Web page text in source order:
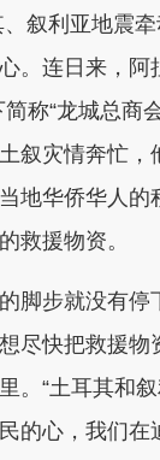
利亚地震牵
。连日来，阿
称“龙城总商
叙灾情奔忙，
地华侨华人的
救援物资。
步就没有停
尽快把救援物
。“土耳其和
的心，我们在